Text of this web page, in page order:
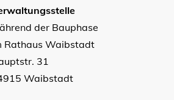
der Bauphase
Rathaus Waibstadt
31
Waibstadt